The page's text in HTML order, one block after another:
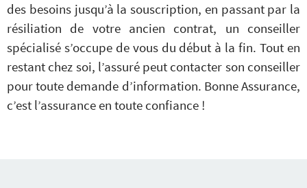
des besoins jusqu’à la souscription, en passant par la
résiliation de votre ancien contrat, un conseiller
spécialisé s’occupe de vous du début à la fin. Tout en
restant chez soi, l’assuré peut contacter son conseiller
pour toute demande d’information. Bonne Assurance,
c’est l’assurance en toute confiance !